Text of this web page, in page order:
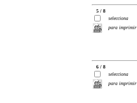
5 / 8
selecciona
para imprimir
6 / 8
selecciona
para imprimir